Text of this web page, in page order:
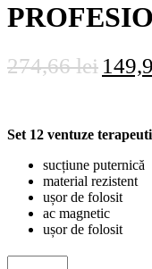
274,66lei Prețul
fost:
Set 12 ventuze
sucțiune puternică
material rezistent
ușor de folosit
ac magnetic
ușor de folosit